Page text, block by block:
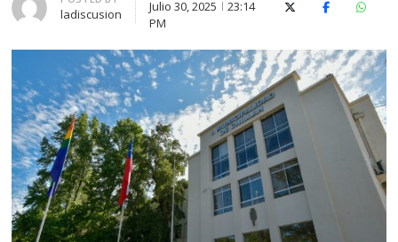
ladiscusion
Julio 30, 2025
23:14
PM
X (Twitter)Facebook